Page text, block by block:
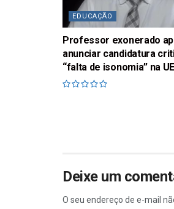
EDUCAÇÃO
Professor exonerado
anunciar candidatura
“falta de isonomia” na
Deixe um
O seu endereço de e-mail